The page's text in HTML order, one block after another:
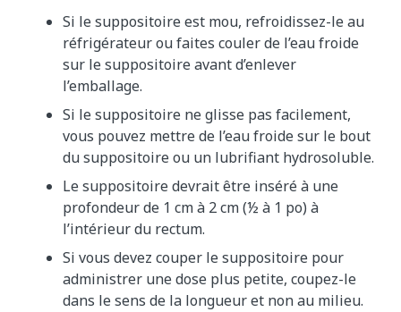
Si le suppositoire est mou, refroidissez-le au
réfrigérateur ou faites couler de l’eau froide
sur le suppositoire avant d’enlever
l’emballage.
Si le suppositoire ne glisse pas facilement,
vous pouvez mettre de l’eau froide sur le bout
du suppositoire ou un lubrifiant hydrosoluble.
Le suppositoire devrait être inséré à une
profondeur de 1 cm à 2 cm (½ à 1 po) à
l’intérieur du rectum.
Si vous devez couper le suppositoire pour
administrer une dose plus petite, coupez-le
dans le sens de la longueur et non au milieu.